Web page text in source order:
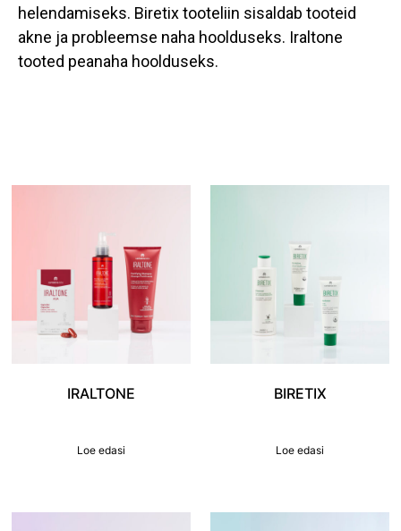
helendamiseks. Biretix tooteliin sisaldab tooteid
akne ja probleemse naha hoolduseks. Iraltone
tooted peanaha hoolduseks.
IRALTONE
Loe edasi
BIRETIX
Loe edasi